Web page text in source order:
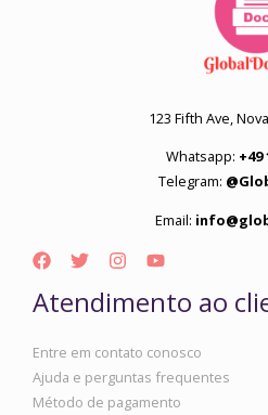
123 Fifth Ave,
Whatsapp: +49
Telegram:
Email:
Atendimento ao
Entre em contato conosco
Ajuda e perguntas frequentes
Método de pagamento